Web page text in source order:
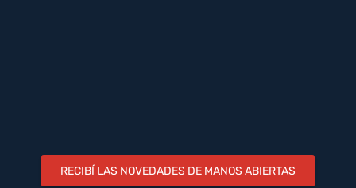
RECIBÍ LAS NOVEDADES DE MANOS ABIERTAS